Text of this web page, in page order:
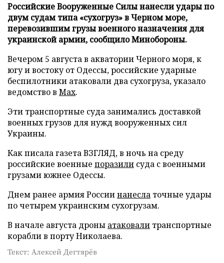
Российские Вооруженные Силы нанесли удары по
двум судам типа «сухогруз» в Черном море,
перевозившим грузы военного назначения для
украинской армии, сообщило Минобороны.
Вечером 5 августа в акватории Черного моря, к
югу и востоку от Одессы, российские ударные
беспилотники атаковали два сухогруза, указало
ведомство в Max.
Эти транспортные суда занимались доставкой
военных грузов для нужд вооруженных сил
Украины.
Как писала газета ВЗГЛЯД, в ночь на среду
российские военные поразили суда с военными
грузами южнее Одессы.
Днем ранее армия Россиинанесла точные удары
по четырем украинским сухогрузам.
В начале августа дроны атаковали транспортные
корабли в порту Николаева.
Текст: Алексей Дегтярёв